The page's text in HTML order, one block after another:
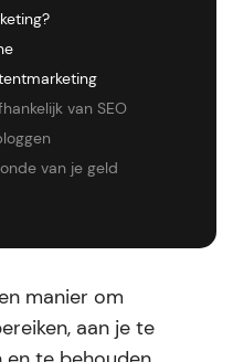
van SEO
van je geld
manier om
aan je te